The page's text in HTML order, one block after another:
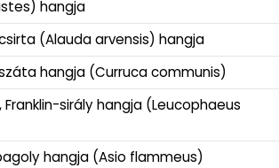
hangja
(Alauda arvensis) hangja
hangja (Curruca communis)
Franklin-sirály hangja (Leucophaeus
hangja (Asio flammeus)